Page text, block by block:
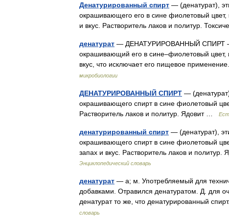
Денатурированный спирт — (денатурат),
окрашивающего его в сине фиолетовый
и вкус. Растворитель лаков и политур.
денатурат — ДЕНАТУРИРОВАННЫЙ СПИРТ –
окрашивающий его в сине–фиолетовый
вкус, что исключает его пищевое
микробиологии
ДЕНАТУРИРОВАННЫЙ СПИРТ —
окрашивающего спирт в сине фиолетовый
Растворитель лаков и политур. Ядовит …
денатурированный спирт — (денатурат),
окрашивающего спирт в сине фиолетовый
запах и вкус. Растворитель лаков и
Энциклопедический словарь
денатурат — а; м. Употребляемый для
добавками. Отравился денатуратом. Д. для
денатурат то же, что денатурированный
словарь